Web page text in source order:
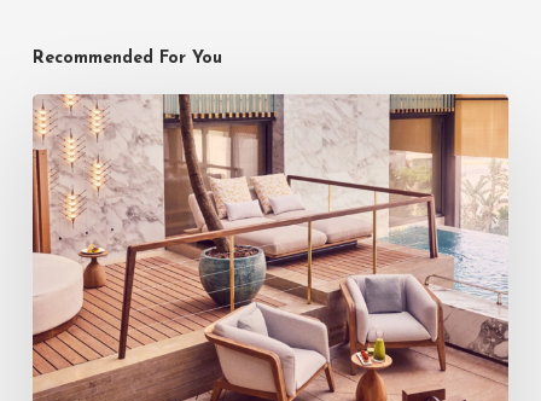
Recommended For You